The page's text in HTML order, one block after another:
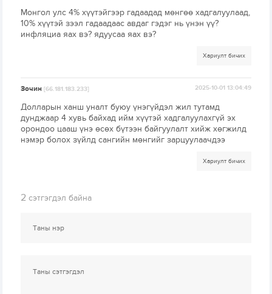
Монгол улс 4% хүүтэйгээр гадаадад мөнгөө хадгалуулаад,
10% хүүтэй зээл гадаадаас авдаг гэдэг нь үнэн үү?
инфляциа яах вэ? ядуусаа яах вэ?
Хариулт бичих
Зочин[66.181.183.233] 2025-10-01 13:04:49
Долларын ханш уналт буюу үнэгүйдэл жил тутамд
дунджаар 4 хувь байхад ийм хүүтэй хадгалуулахгүй эх
орондоо цааш үнэ өсөх бүтээн байгуулалт хийж хөгжилд
нэмэр болох зүйлд сангийн мөнгийг зарцуулаачдээ
Хариулт бичих
2 сэтгэгдэл байна